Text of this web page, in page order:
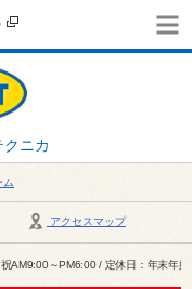
ニカ
ム
アクセスマップ
AM9:00～PM6:00 / 定休日：年末年